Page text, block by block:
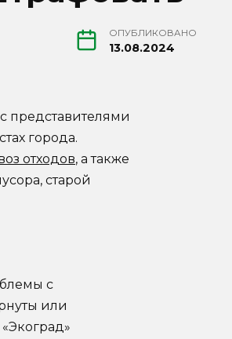
ОПУБЛИКОВАНО
13.08.2024
представителями
города.
отходов, а также
старой
с
или